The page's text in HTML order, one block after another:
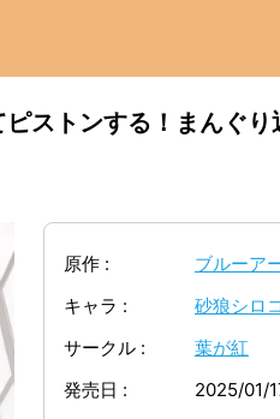
ストンする！まんぐ
原作
ブルーア
キャラ
砂狼シロコ
サークル
葉が紅
発売日
2025/01/